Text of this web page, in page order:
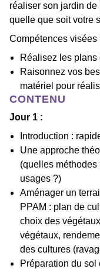
réaliser son jardin
quelle que soit votre
Compétences visées
Réalisez les plans
Raisonnez vos
matériel pour
CONTENU
Jour 1 :
Introduction :
Une approche
(quelles méthodes
usages ?)
Aménager un
PPAM : plan de
choix des
végétaux,
des cultures
Préparation du sol